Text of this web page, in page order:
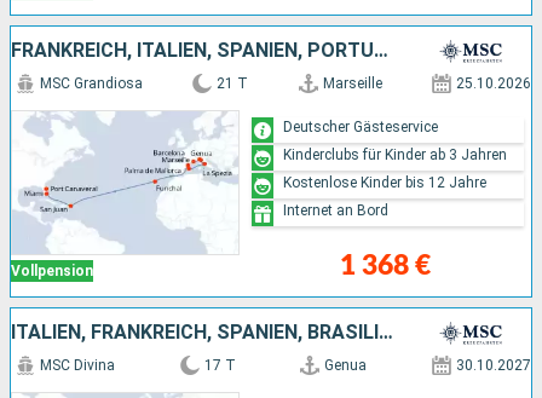
FRANKREICH, ITALIEN, SPANIEN, PORTUGAL, PUERTO RICO, VEREINIGTE STAATEN VON AMERIKA
Vollpension
MSC Grandiosa 21 T Marseille 25.10.2026
1 368 €
Deutscher Gästeservice
Kinderclubs für Kinder ab 3 Jahren
Kostenlose Kinder bis 12 Jahre
Internet an Bord
ITALIEN, FRANKREICH, SPANIEN, BRASILIEN
MSC Divina 17 T Genua 30.10.2027